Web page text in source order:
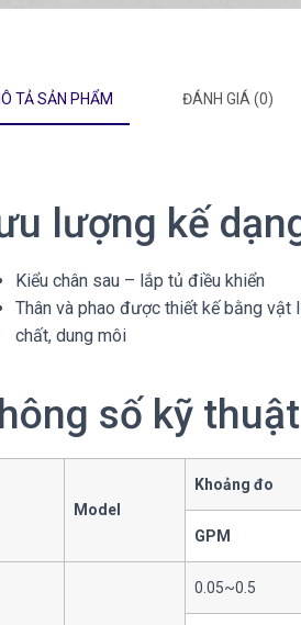
TẢ SẢN PHẨM ĐÁNH GIÁ (0)
lượng kế
Kiểu chân sau – lắp tủ điều khiển
Thân và phao được thiết kế bằng vật
chất, dung môi
số kỹ thuật
Model
Khoảng đo
GPM
0.05~0.5